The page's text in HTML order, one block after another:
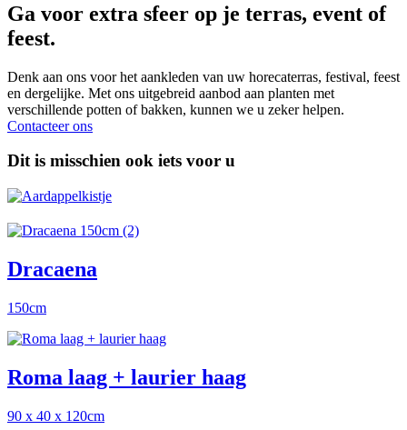
Ga voor extra sfeer op je terras, event of
feest.
Denk aan ons voor het aankleden van uw horecaterras, festival, feest
en dergelijke. Met ons uitgebreid aanbod aan planten met
verschillende potten of bakken, kunnen we u zeker helpen.
Contacteer ons
Dit is misschien ook iets voor u
Dracaena
150cm
Roma laag + laurier haag
90 x 40 x 120cm